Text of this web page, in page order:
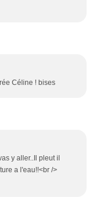
Céline ! bises
y aller..Il pleut il
a l'eau!!<br />